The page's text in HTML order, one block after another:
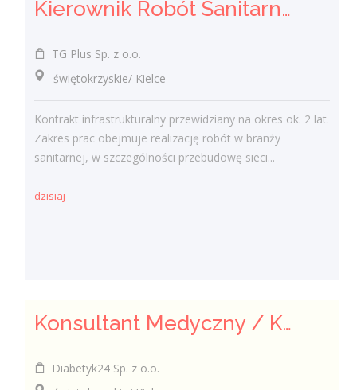
Kierownik Robót Sanitarnych
TG Plus Sp. z o.o.
świętokrzyskie/ Kielce
Kontrakt infrastrukturalny przewidziany na okres ok. 2 lat.
Zakres prac obejmuje realizację robót w branży
sanitarnej, w szczególności przebudowę sieci...
dzisiaj
Konsultant Medyczny / Konsultantka Medyczna w sklepie medycznym (Fizjoterapeuta, Technik farmaceutyczny, Technik ortopeda)
Diabetyk24 Sp. z o.o.